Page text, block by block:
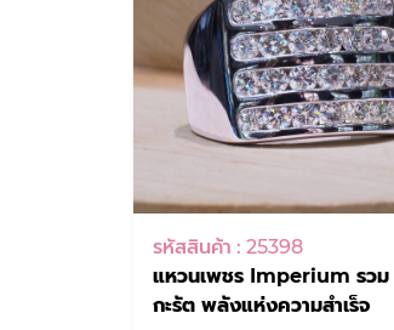
รหัสสินค้า : 25398
แหวนเพชร Imperium รวม
กะรัต พลังแห่งความสำเร็จ